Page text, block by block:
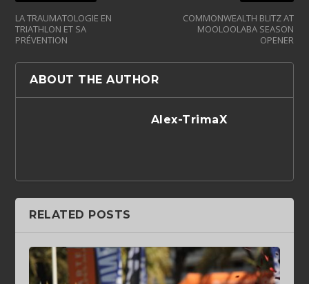
LA TRAUMATOLOGIE EN
TRIATHLON ET SA
PRÉVENTION
COMMONWEALTH BLITZ AT
MOOLOOLABA SEASON
OPENER
ABOUT THE AUTHOR
Alex-TrimaX
RELATED POSTS